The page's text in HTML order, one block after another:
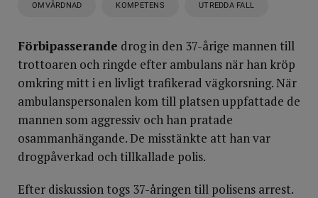
OMVÅRDNAD KOMPETENS UTREDDA FALL
Förbipasserande drog in den 37-årige mannen till
trottoaren och ringde efter ambulans när han kröp
omkring mitt i en livligt trafikerad vägkorsning. När
ambulanspersonalen kom till platsen uppfattade de
mannen som aggressiv och han pratade
osammanhängande. De misstänkte att han var
drogpåverkad och tillkallade polis.
Efter diskussion togs 37-åringen till polisens arrest.